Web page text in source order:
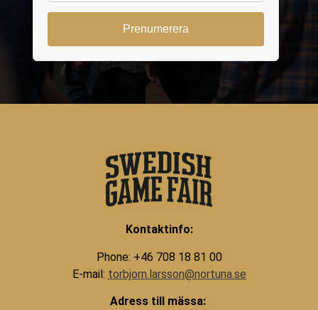
Kontaktinfo:
Phone: +46 708 18 81 00
E-mail: torbjorn.larsson@nortuna.se
Adress till mässa: